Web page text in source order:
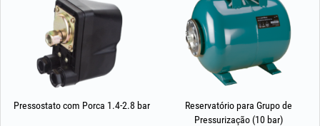
Pressostato com Porca 1.4-2.8 bar
Reservatório para Grupo de
Pressurização (10 bar)